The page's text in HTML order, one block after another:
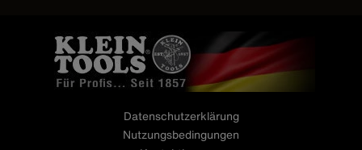
Datenschutzerklärung
Nutzungsbedingungen